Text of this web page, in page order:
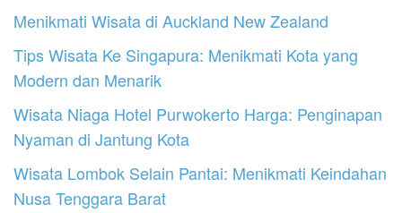
Menikmati Wisata di Auckland New Zealand
Tips Wisata Ke Singapura: Menikmati Kota yang
Modern dan Menarik
Wisata Niaga Hotel Purwokerto Harga: Penginapan
Nyaman di Jantung Kota
Wisata Lombok Selain Pantai: Menikmati Keindahan
Nusa Tenggara Barat